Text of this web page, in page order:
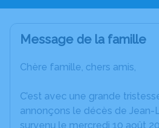
Message de la famille
Chère famille, chers amis,
C’est avec une grande
annonçons le décès de Jean-
survenu le mercredi 10 août